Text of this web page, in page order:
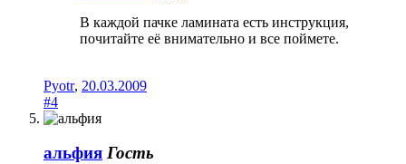
В каждой пачке ламината есть инструкция,
почитайте её внимательно и все поймете.
Pyotr, 20.03.2009
#4
альфия Гость